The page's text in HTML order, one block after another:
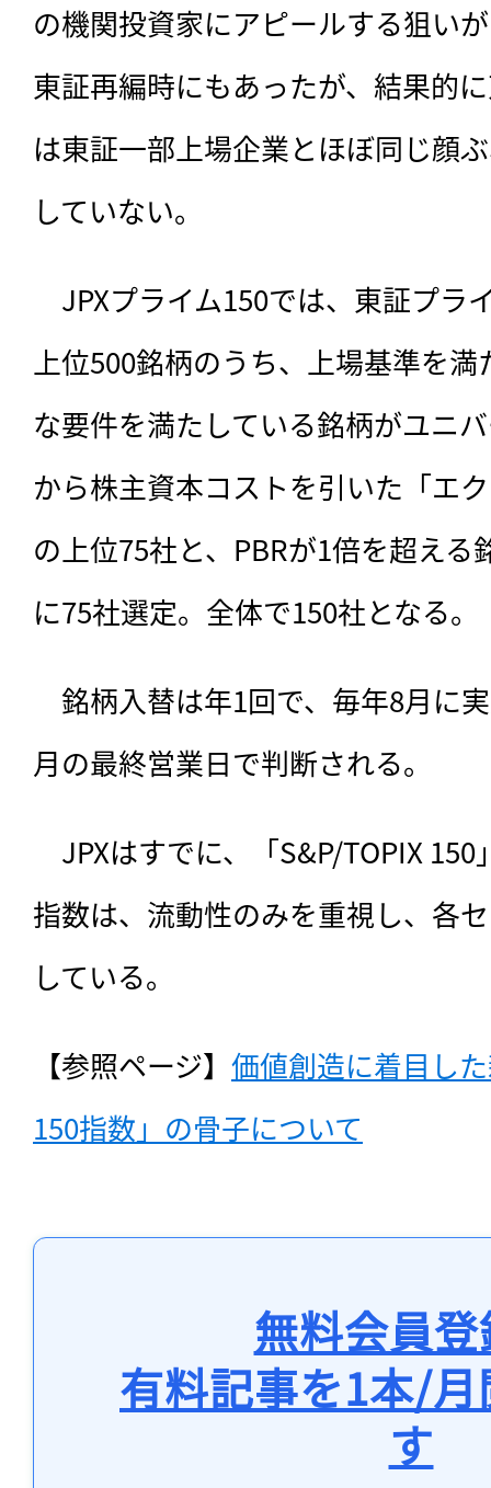
の機関投資家にアピールする狙い
東証再編時にもあったが、結果的
は東証一部上場企業とほぼ同じ顔
していない。
JPXプライム150では、東証プラ
上位500銘柄のうち、上場基準を
な要件を満たしている銘柄がユニ
から株主資本コストを引いた「エ
の上位75社と、PBRが1倍を超え
に75社選定。全体で150社となる。
銘柄入替は年1回で、毎年8月に
月の最終営業日で判断される。
JPXはすでに、「S&P/TOPIX
指数は、流動性のみを重視し、各
している。
【参照ページ】 価値創造に着目し
150指数」の骨子について
無料会員
有料記事を1本/
す